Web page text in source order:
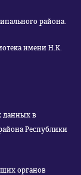
района.
имени Н.К.
данных в
Республики
органов